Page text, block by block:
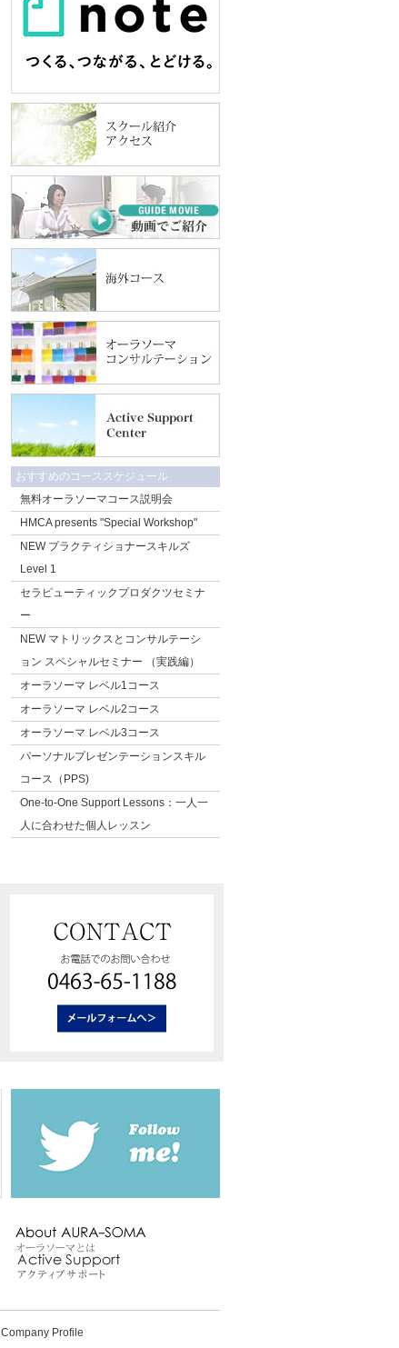
おすすめのコーススケジュール
無料オーラソーマコース説明会
HMCA presents "Special Workshop"
NEW プラクティショナースキルズ
Level 1
セラピューティックプロダクツセミナ
ー
NEW マトリックスとコンサルテーシ
ョン スペシャルセミナー （実践編）
オーラソーマ レベル1コース
オーラソーマ レベル2コース
オーラソーマ レベル3コース
パーソナルプレゼンテーションスキル
コース（PPS)
One-to-One Support Lessons：一人一
人に合わせた個人レッスン
Company Profile